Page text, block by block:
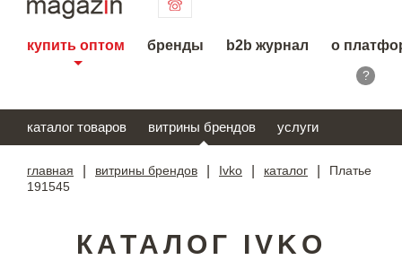
купить оптом бренды b2b журнал о
?
каталог товаров витрины брендов услуги
главная витрины брендов Ivko каталог
Платье
191545
КАТАЛОГ IVKO